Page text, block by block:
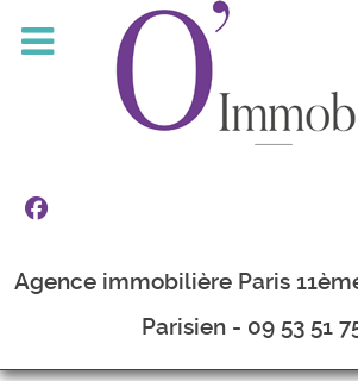
Agence immobilière Paris
Parisien - 09 53 51